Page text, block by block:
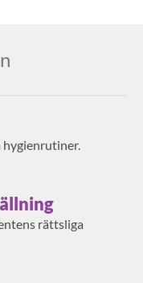
hygienrutiner.
rättsliga